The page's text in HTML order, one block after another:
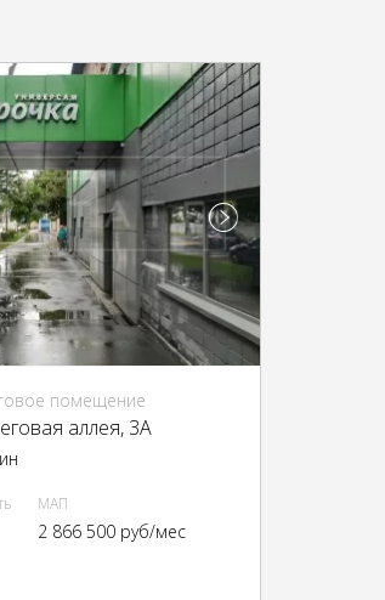
помещение
аллея, 3А
МАП
2 866 500 руб/мес